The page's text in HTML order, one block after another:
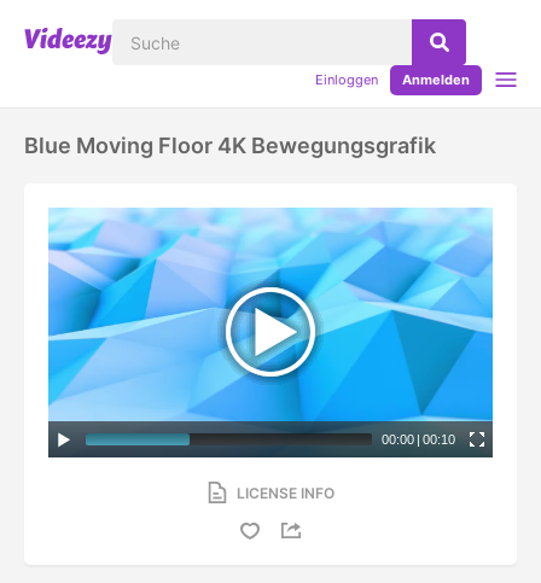
Einloggen Anmelden
Blue Moving Floor 4K Bewegungsgrafik
00:00 | 00:10
LICENSE INFO